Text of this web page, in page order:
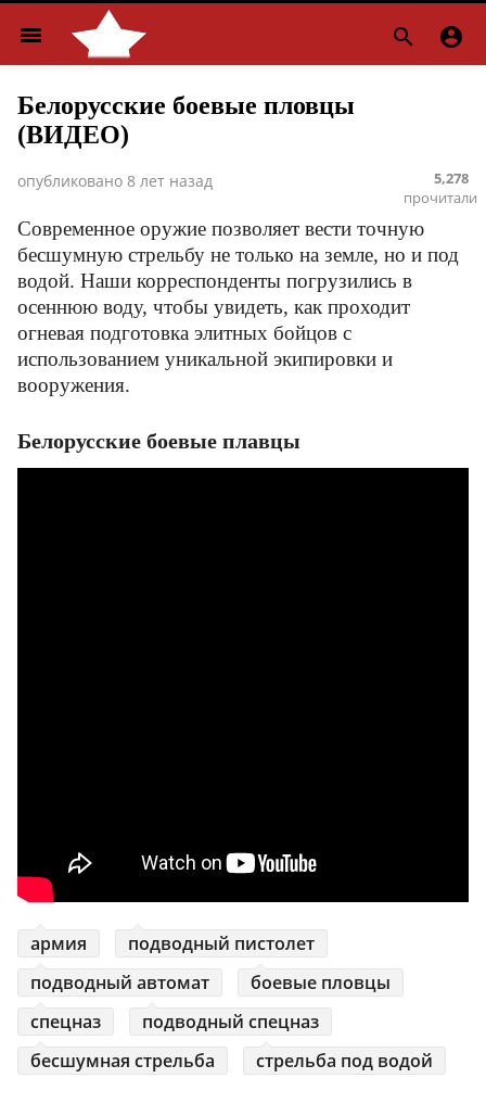
menu  
Белорусские боевые пловцы
(ВИДЕО)
опубликовано 8 лет назад
5,278
прочитали
Современное оружие позволяет вести точную
бесшумную стрельбу не только на земле, но и под
водой. Наши корреспонденты погрузились в
осеннюю воду, чтобы увидеть, как проходит
огневая подготовка элитных бойцов с
использованием уникальной экипировки и
вооружения.
Белорусские боевые плавцы
армия
подводный пистолет
подводный автомат
боевые пловцы
спецназ
подводный спецназ
бесшумная стрельба
стрельба под водой